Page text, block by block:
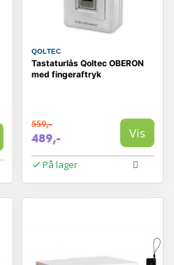
QOLTEC
Tastaturlås Qoltec OBERON
med fingeraftryk
559,-
489,- Vis
På lager